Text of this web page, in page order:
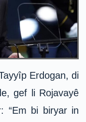
Erdogan, di
gef li Rojavayê
“Em bi biryar in